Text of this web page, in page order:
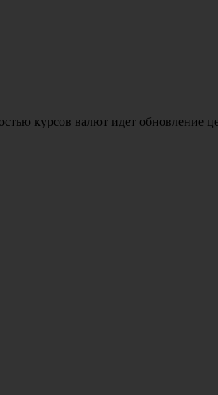
курсов валют идет обновление